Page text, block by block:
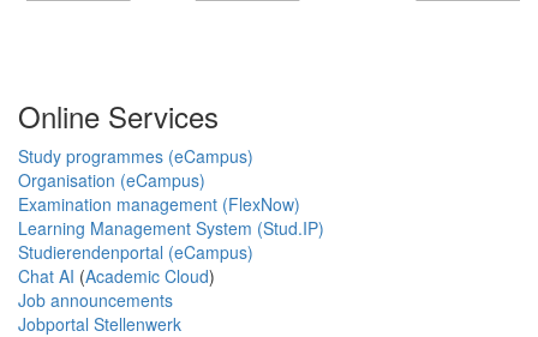
Online Services
Study programmes (eCampus)
Organisation (eCampus)
Examination management (FlexNow)
Learning Management System (Stud.IP)
Studierendenportal (eCampus)
Chat AI (Academic Cloud)
Job announcements
Jobportal Stellenwerk